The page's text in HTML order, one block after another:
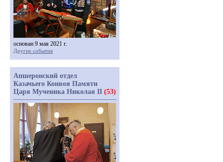
основан 9 мая 2021 г.
Другие события
Апшеронский отдел
Казачьего Конвоя Памяти
Царя Мученика Николая II (53)